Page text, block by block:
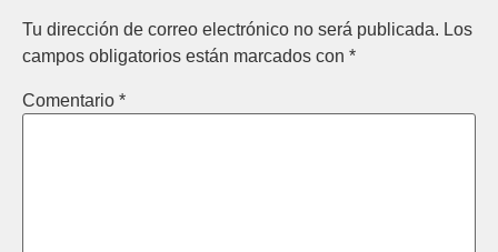
Tu dirección de correo electrónico no será publicada. Los
campos obligatorios están marcados con *
Comentario *